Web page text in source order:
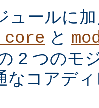
ュールに
と
2 つのモ
なコアデ